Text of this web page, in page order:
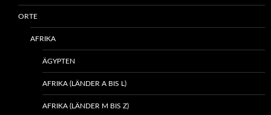
ORTE
AFRIKA
ÄGYPTEN
AFRIKA (LÄNDER A BIS L)
AFRIKA (LÄNDER M BIS Z)